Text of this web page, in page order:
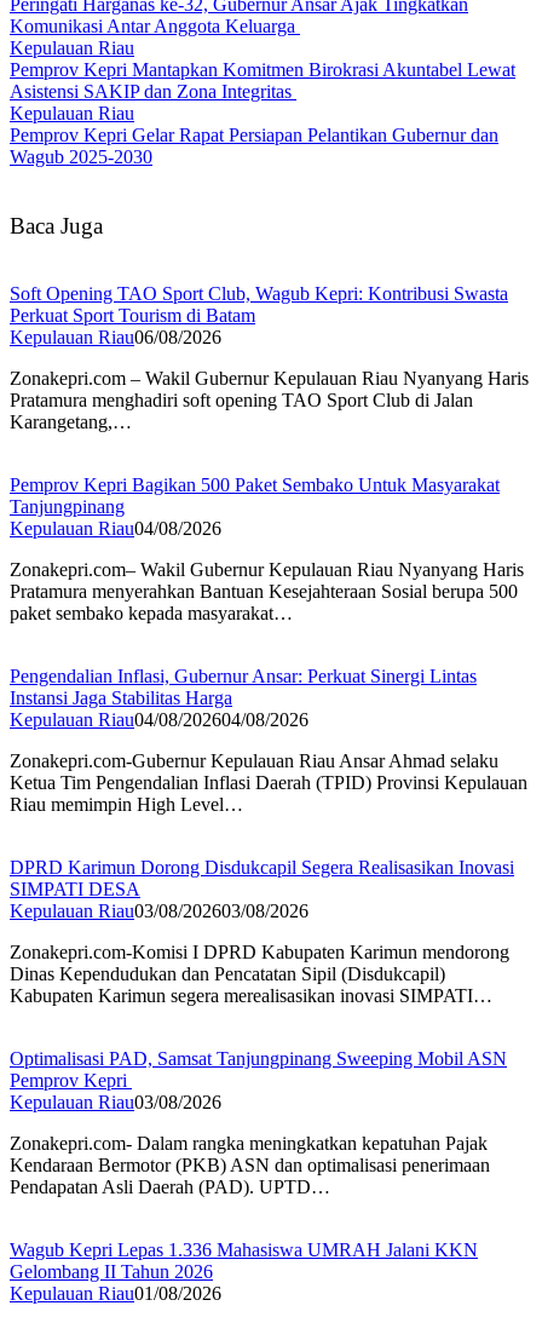
Komunikasi Antar Anggota Keluarga
Kepulauan Riau
Pemprov Kepri Mantapkan Komitmen Birokrasi Akuntabel Lewat
Asistensi SAKIP dan Zona Integritas
Kepulauan Riau
Pemprov Kepri Gelar Rapat Persiapan Pelantikan Gubernur dan
Wagub 2025-2030
Baca Juga
Soft Opening TAO Sport Club, Wagub Kepri: Kontribusi Swasta
Perkuat Sport Tourism di Batam
Kepulauan Riau06/08/2026
Zonakepri.com – Wakil Gubernur Kepulauan Riau Nyanyang Haris
Pratamura menghadiri soft opening TAO Sport Club di Jalan
Karangetang,…
Pemprov Kepri Bagikan 500 Paket Sembako Untuk Masyarakat
Tanjungpinang
Kepulauan Riau04/08/2026
Zonakepri.com– Wakil Gubernur Kepulauan Riau Nyanyang Haris
Pratamura menyerahkan Bantuan Kesejahteraan Sosial berupa 500
paket sembako kepada masyarakat…
Pengendalian Inflasi, Gubernur Ansar: Perkuat Sinergi Lintas
Instansi Jaga Stabilitas Harga
Kepulauan Riau04/08/202604/08/2026
Zonakepri.com-Gubernur Kepulauan Riau Ansar Ahmad selaku
Ketua Tim Pengendalian Inflasi Daerah (TPID) Provinsi Kepulauan
Riau memimpin High Level…
DPRD Karimun Dorong Disdukcapil Segera Realisasikan Inovasi
SIMPATI DESA
Kepulauan Riau03/08/202603/08/2026
Zonakepri.com-Komisi I DPRD Kabupaten Karimun mendorong
Dinas Kependudukan dan Pencatatan Sipil (Disdukcapil)
Kabupaten Karimun segera merealisasikan inovasi SIMPATI…
Optimalisasi PAD, Samsat Tanjungpinang Sweeping Mobil ASN
Pemprov Kepri
Kepulauan Riau03/08/2026
Zonakepri.com- Dalam rangka meningkatkan kepatuhan Pajak
Kendaraan Bermotor (PKB) ASN dan optimalisasi penerimaan
Pendapatan Asli Daerah (PAD). UPTD…
Wagub Kepri Lepas 1.336 Mahasiswa UMRAH Jalani KKN
Gelombang II Tahun 2026
Kepulauan Riau01/08/2026